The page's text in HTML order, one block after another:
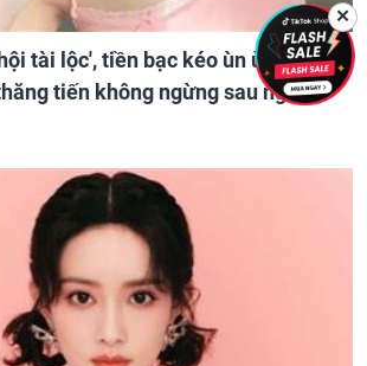
tài lộc', tiền bạc kéo ùn ùn vào
tiến không ngừng sau ngày
✕